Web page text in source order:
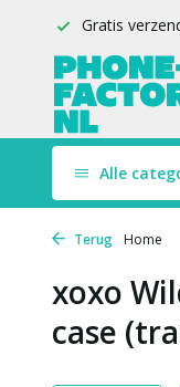
Gratis
Alle
Terug Home
xoxo
case